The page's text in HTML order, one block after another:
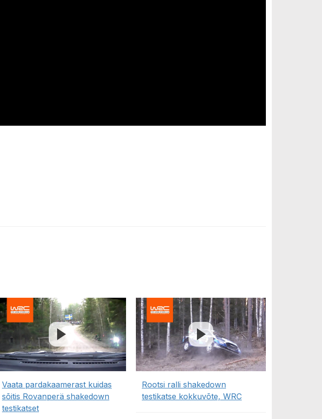
Vaata pardakaamerast kuidas
sõitis Rovanperä shakedown
testikatset
Rootsi ralli shakedown
testikatse kokkuvõte, WRC